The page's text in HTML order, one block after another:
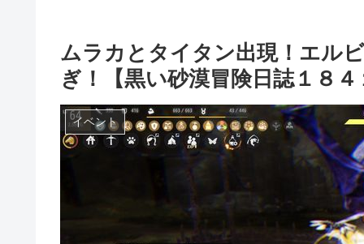
ムラカとタイタン出現！エル
ぎ！【黒い砂漠冒険日誌１８４
イベント